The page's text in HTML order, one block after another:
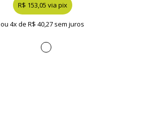
R$ 153,05 via pix
ou 4x de R$ 40,27 sem juros